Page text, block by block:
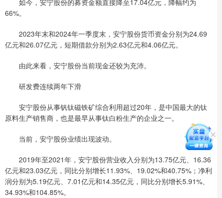
如今，安宁股份的募资金额直接降至17.04亿元，降幅约为
66%。
2023年末和2024年一季度末，安宁股份货币资金分别为24.69
亿元和26.07亿元，短期借款分别为2.63亿元和4.06亿元。
由此来看，安宁股份当前现金还较为充沛。
研发费连续两年下滑
安宁股份从事钒钛磁铁矿综合利用超过20年，是中国最大的钛
原料生产销售商，也是最早从事钛白粉生产的企业之一。
当前，安宁股份业绩出现波动。
2019年至2021年，安宁股份营业收入分别为13.75亿元、16.36
亿元和23.03亿元，同比分别增长11.93%、19.02%和40.75%；净利
润分别为5.19亿元、7.01亿元和14.35亿元，同比分别增长5.91%、
34.93%和104.85%。